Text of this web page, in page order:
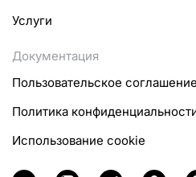
Услуги
Документация
Пользовательское соглашение
Политика
Использование cookie